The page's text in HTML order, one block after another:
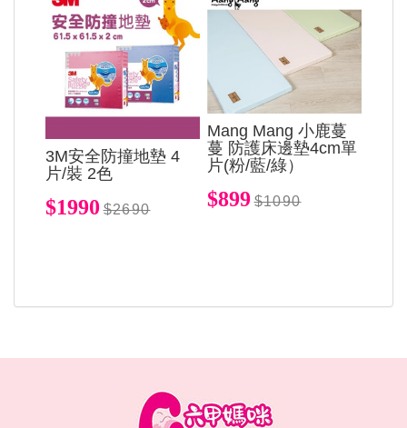
3M安全防撞地墊 4
片/裝 2色
$1990 $2690
Mang Mang 小鹿蔓
蔓 防護床邊墊4cm單
片(粉/藍/綠）
$899 $1090